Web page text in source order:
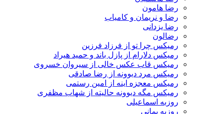
رضا هامون
رضا و نریمان و کامیاب
رضا یزدانی
رضالون
رمیکس چرا تو از فرزاد فرزین
رمیکس دلارام از پازل باند و حمید هیراد
رمیکس قاب عکس خالی از سیروان خسروی
رمیکس مرد دیوونه از رضا صادقی
رمیکس معجزه اینه از امین رستمی
رمیکس مگه دیوونه حالیته از شهاب مظفری
روزبه اسماعیلی
روزبه بمانی